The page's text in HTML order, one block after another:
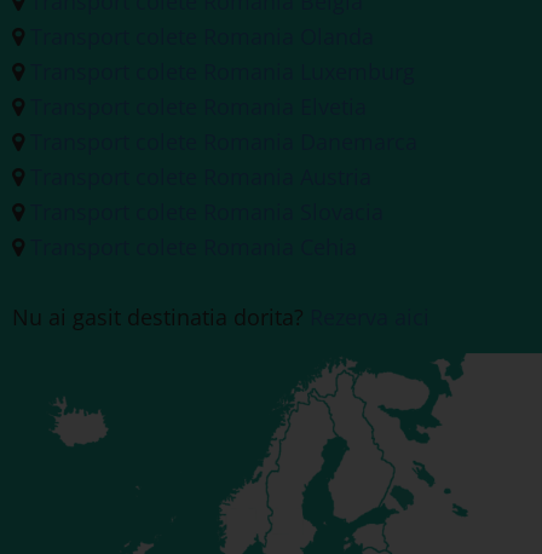
Nu ai gasit destinatia dorita?